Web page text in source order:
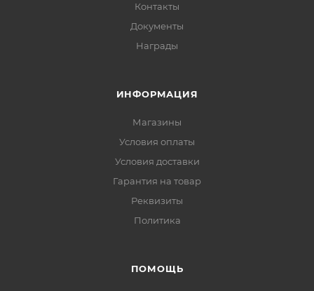
Контакты
Документы
Награды
ИНФОРМАЦИЯ
Магазины
Условия оплаты
Условия доставки
Гарантия на товар
Реквизиты
Политика
ПОМОЩЬ